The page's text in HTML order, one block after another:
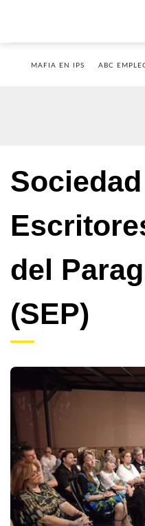
MAFIA EN IPS ABC
del
(SEP)